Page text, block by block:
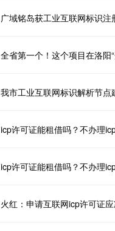
广域铭岛获工业互联网标识
全省第一个！这个项目在洛阳
我市工业互联网标识解析节点
icp许可证能租借吗？不办理
icp许可证能租借吗？不办理
火红：申请互联网icp许可证